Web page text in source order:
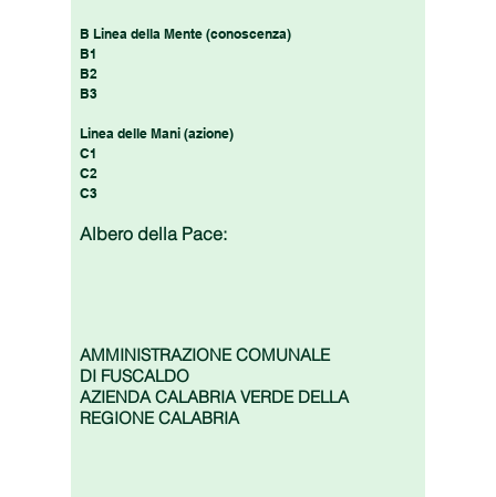
B Linea della Mente (conoscenza)
B1
B2
B3
Linea delle Mani (azione)
C1
C2
C3
Albero della Pace:
AMMINISTRAZIONE COMUNALE
DI FUSCALDO
AZIENDA CALABRIA VERDE DELLA
REGIONE CALABRIA